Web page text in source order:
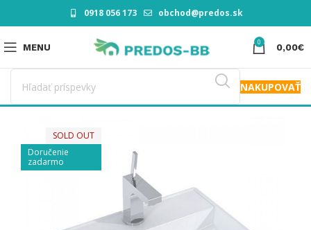
0918 056 173 obchod@predos.sk
MENU 0 0,00€
NAKUPOVAŤ
SOLD OUT
Doručenie
zadarmo